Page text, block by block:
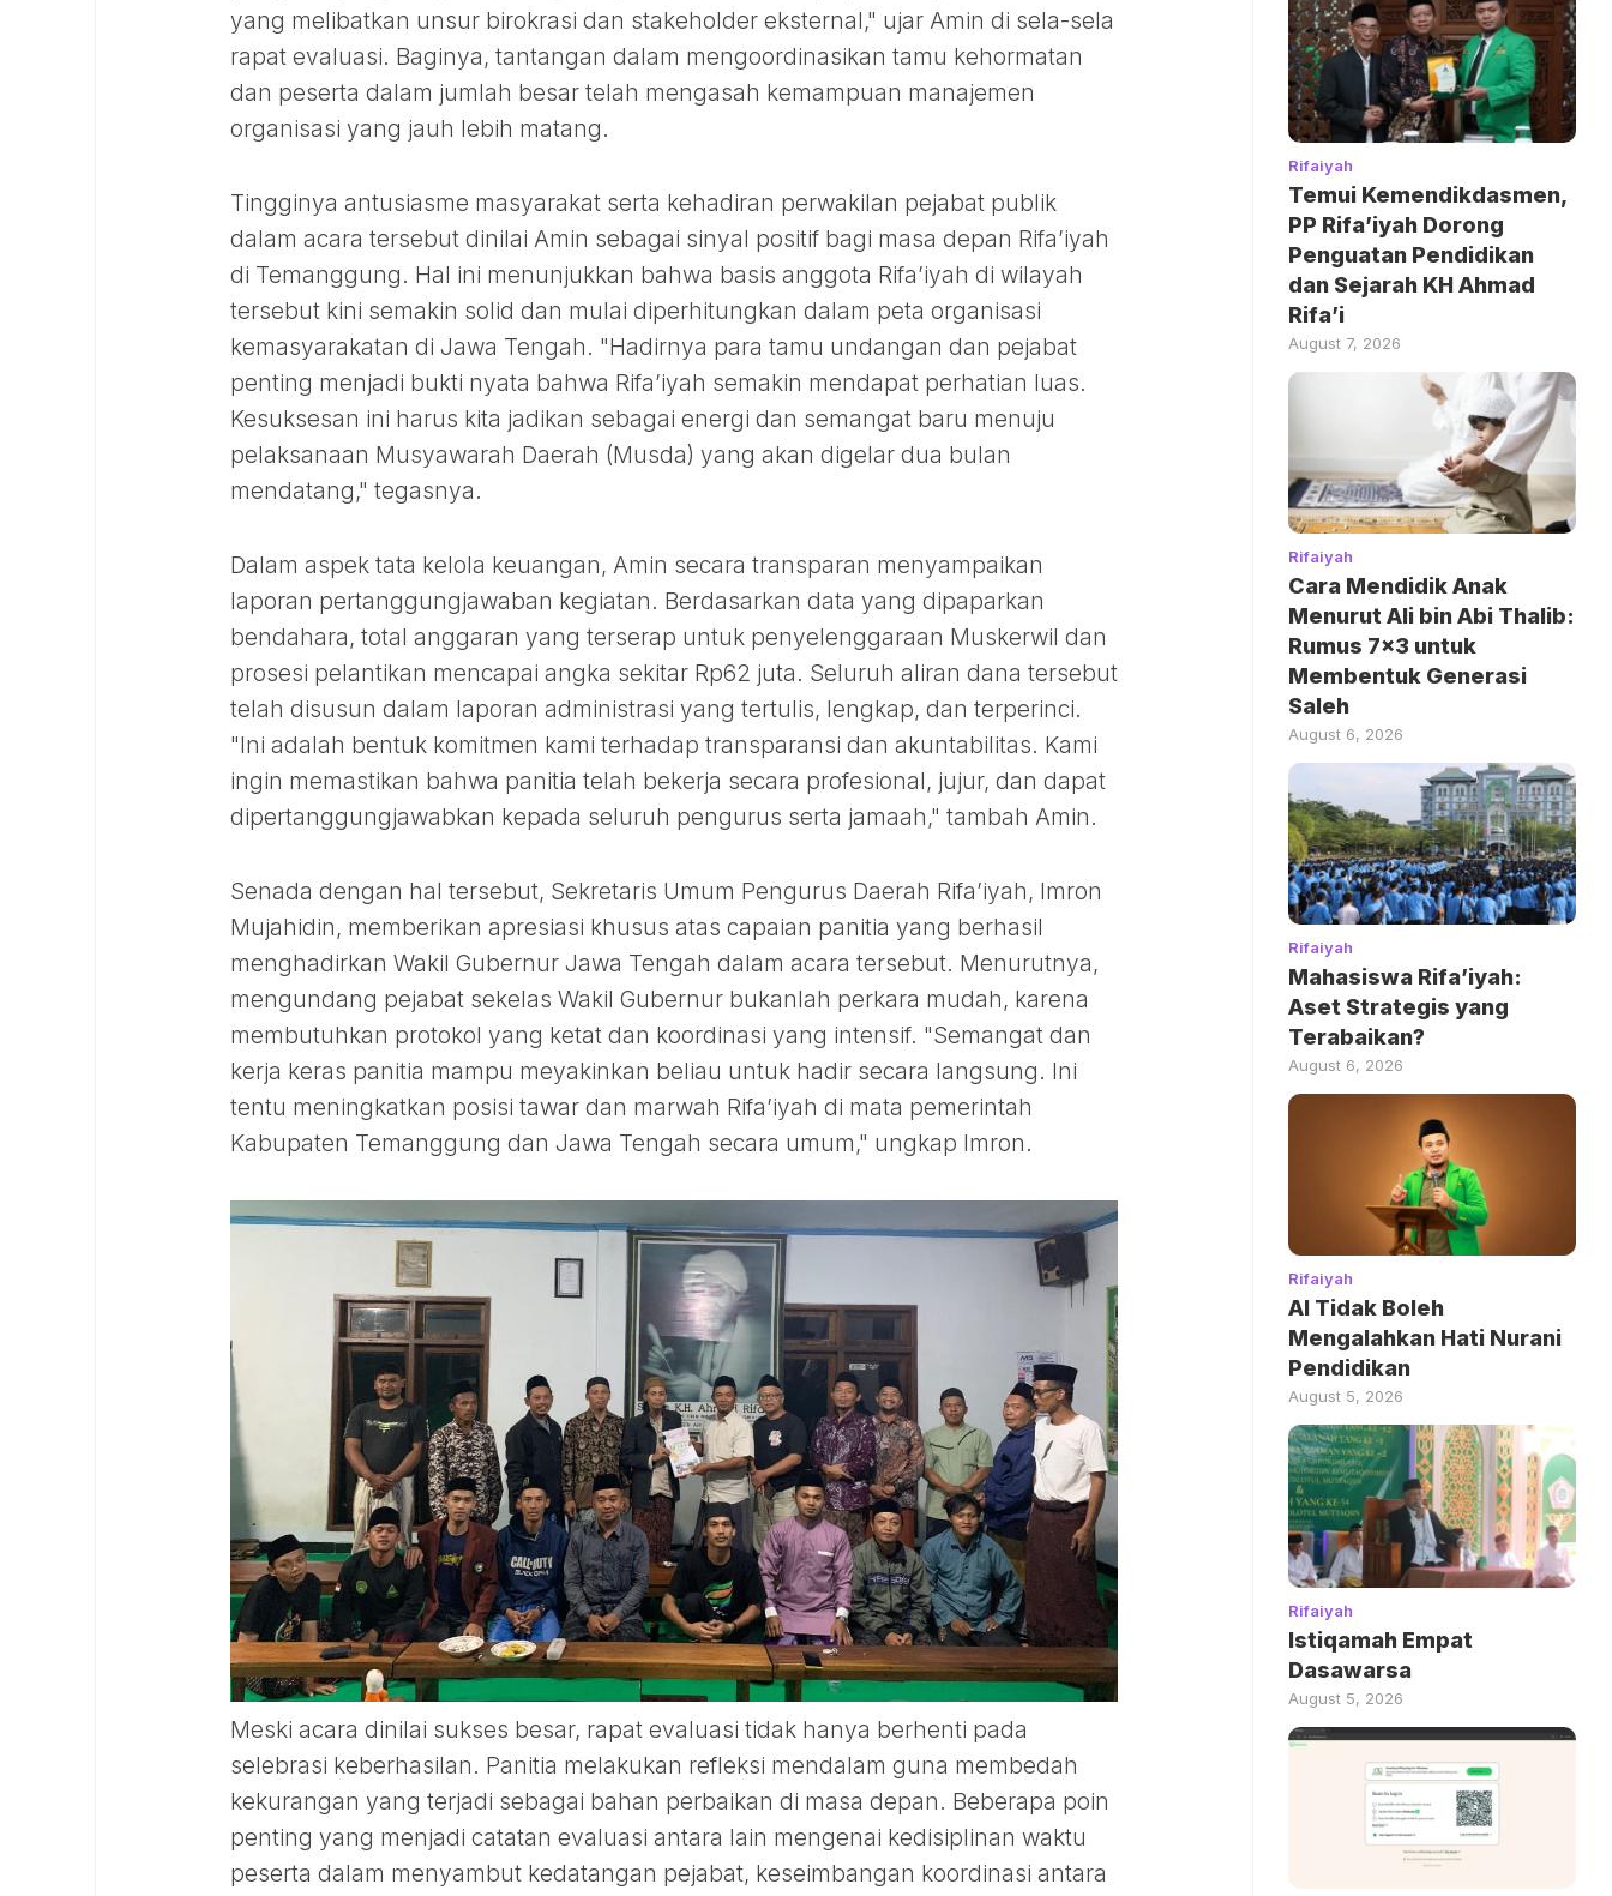
yang melibatkan unsur birokrasi dan stakeholder eksternal," ujar Amin di sela-sela
rapat evaluasi. Baginya, tantangan dalam mengoordinasikan tamu kehormatan
dan peserta dalam jumlah besar telah mengasah kemampuan manajemen
organisasi yang jauh lebih matang.
Tingginya antusiasme masyarakat serta kehadiran perwakilan pejabat publik
dalam acara tersebut dinilai Amin sebagai sinyal positif bagi masa depan Rifa’iyah
di Temanggung. Hal ini menunjukkan bahwa basis anggota Rifa’iyah di wilayah
tersebut kini semakin solid dan mulai diperhitungkan dalam peta organisasi
kemasyarakatan di Jawa Tengah. "Hadirnya para tamu undangan dan pejabat
penting menjadi bukti nyata bahwa Rifa’iyah semakin mendapat perhatian luas.
Kesuksesan ini harus kita jadikan sebagai energi dan semangat baru menuju
pelaksanaan Musyawarah Daerah (Musda) yang akan digelar dua bulan
mendatang," tegasnya.
Dalam aspek tata kelola keuangan, Amin secara transparan menyampaikan
laporan pertanggungjawaban kegiatan. Berdasarkan data yang dipaparkan
bendahara, total anggaran yang terserap untuk penyelenggaraan Muskerwil dan
prosesi pelantikan mencapai angka sekitar Rp62 juta. Seluruh aliran dana tersebut
telah disusun dalam laporan administrasi yang tertulis, lengkap, dan terperinci.
"Ini adalah bentuk komitmen kami terhadap transparansi dan akuntabilitas. Kami
ingin memastikan bahwa panitia telah bekerja secara profesional, jujur, dan dapat
dipertanggungjawabkan kepada seluruh pengurus serta jamaah," tambah Amin.
Senada dengan hal tersebut, Sekretaris Umum Pengurus Daerah Rifa’iyah, Imron
Mujahidin, memberikan apresiasi khusus atas capaian panitia yang berhasil
menghadirkan Wakil Gubernur Jawa Tengah dalam acara tersebut. Menurutnya,
mengundang pejabat sekelas Wakil Gubernur bukanlah perkara mudah, karena
membutuhkan protokol yang ketat dan koordinasi yang intensif. "Semangat dan
kerja keras panitia mampu meyakinkan beliau untuk hadir secara langsung. Ini
tentu meningkatkan posisi tawar dan marwah Rifa’iyah di mata pemerintah
Kabupaten Temanggung dan Jawa Tengah secara umum," ungkap Imron.
Meski acara dinilai sukses besar, rapat evaluasi tidak hanya berhenti pada
selebrasi keberhasilan. Panitia melakukan refleksi mendalam guna membedah
kekurangan yang terjadi sebagai bahan perbaikan di masa depan. Beberapa poin
penting yang menjadi catatan evaluasi antara lain mengenai kedisiplinan waktu
peserta dalam menyambut kedatangan pejabat, keseimbangan koordinasi antara
Rifaiyah
Temui Kemendikdasmen,
PP Rifa’iyah Dorong
Penguatan Pendidikan
dan Sejarah KH Ahmad
Rifa’i
August 7, 2026
Rifaiyah
Cara Mendidik Anak
Menurut Ali bin Abi Thalib:
Rumus 7×3 untuk
Membentuk Generasi
Saleh
August 6, 2026
Rifaiyah
Mahasiswa Rifa’iyah:
Aset Strategis yang
Terabaikan?
August 6, 2026
Rifaiyah
AI Tidak Boleh
Mengalahkan Hati Nurani
Pendidikan
August 5, 2026
Rifaiyah
Istiqamah Empat
Dasawarsa
August 5, 2026